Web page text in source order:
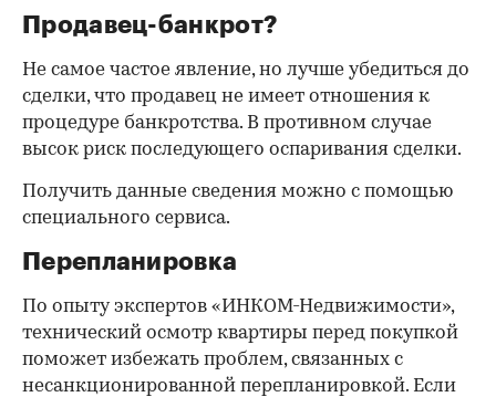
Продавец-банкрот?
Не самое частое явление, но лучше убедиться до
сделки, что продавец не имеет отношения к
процедуре банкротства. В противном случае
высок риск последующего оспаривания сделки.
Получить данные сведения можно с помощью
специального сервиса.
Перепланировка
По опыту экспертов «ИНКОМ-Недвижимости»,
технический осмотр квартиры перед покупкой
поможет избежать проблем, связанных с
несанкционированной перепланировкой. Если